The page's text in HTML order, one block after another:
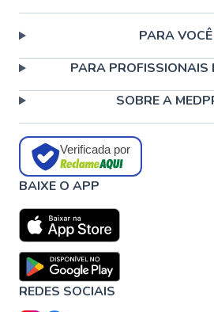
PARA VOCÊ
PARA PROFISSIONAIS
SOBRE A
Verificada por
BAIXE O APP
REDES SOCIAIS